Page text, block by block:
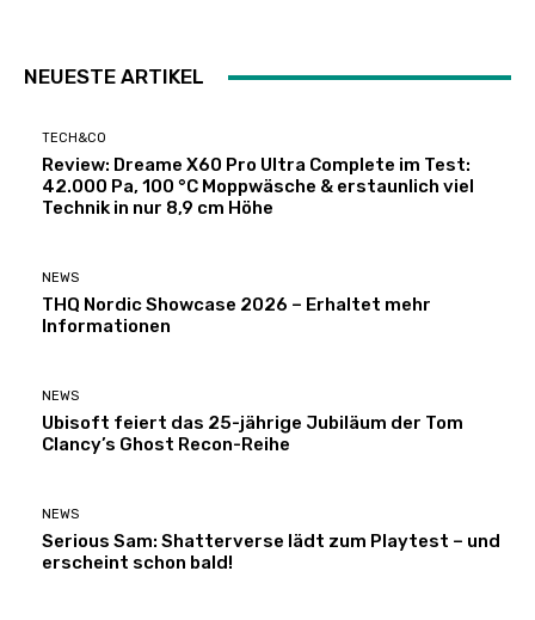
NEUESTE ARTIKEL
TECH&CO
Review: Dreame X60 Pro Ultra Complete im Test:
42.000 Pa, 100 °C Moppwäsche & erstaunlich viel
Technik in nur 8,9 cm Höhe
NEWS
THQ Nordic Showcase 2026 – Erhaltet mehr
Informationen
NEWS
Ubisoft feiert das 25-jährige Jubiläum der Tom
Clancy’s Ghost Recon-Reihe
NEWS
Serious Sam: Shatterverse lädt zum Playtest – und
erscheint schon bald!